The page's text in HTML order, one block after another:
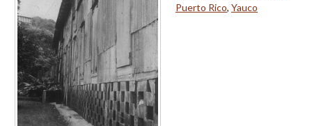
Puerto Rico, Yauco